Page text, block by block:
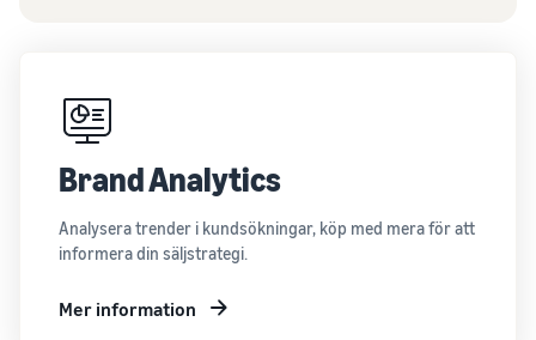
Brand Analytics
Analysera trender i kundsökningar, köp med mera för att
informera din säljstrategi.
Mer information